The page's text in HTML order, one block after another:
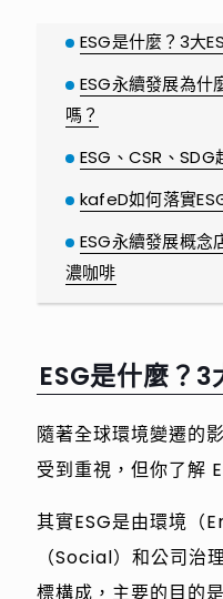
ESG是什麼？3大
ESG永續發展為什
嗎？
ESG、CSR、
kafeD如何落實
ESG永續發展概
濃咖啡
ESG是什麼？3
隨著全球環境變遷的
受到重視，但你了解
其實ESG是由環境
（Social）和公司
標構成，主要的目的